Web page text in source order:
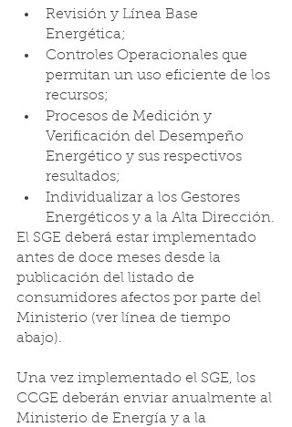
Revisión y Línea Base
Energética;
Controles Operacionales que
permitan un uso eficiente de los
recursos;
Procesos de Medición y
Verificación del Desempeño
Energético y sus respectivos
resultados;
Individualizar a los Gestores
Energéticos y a la Alta Dirección.
El SGE deberá estar implementado
antes de doce meses desde la
publicación del listado de
consumidores afectos por parte del
Ministerio (ver línea de tiempo
abajo).
Una vez implementado el SGE, los
CCGE deberán enviar anualmente al
Ministerio de Energía y a la